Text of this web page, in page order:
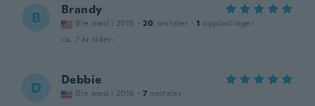
B Brandy
Ble med i 2015 · 20 omtaler · 1 opplastinger
ca. 7 år siden
D Debbie
Ble med i 2016 · 7 omtaler